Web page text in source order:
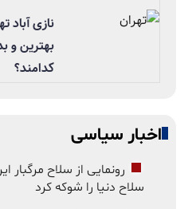
نازی
بهترین و
کدامند؟
اخبار سیاسی
رونمایی از سلاح مرگبار
سلاح دنیا را شوکه کرد